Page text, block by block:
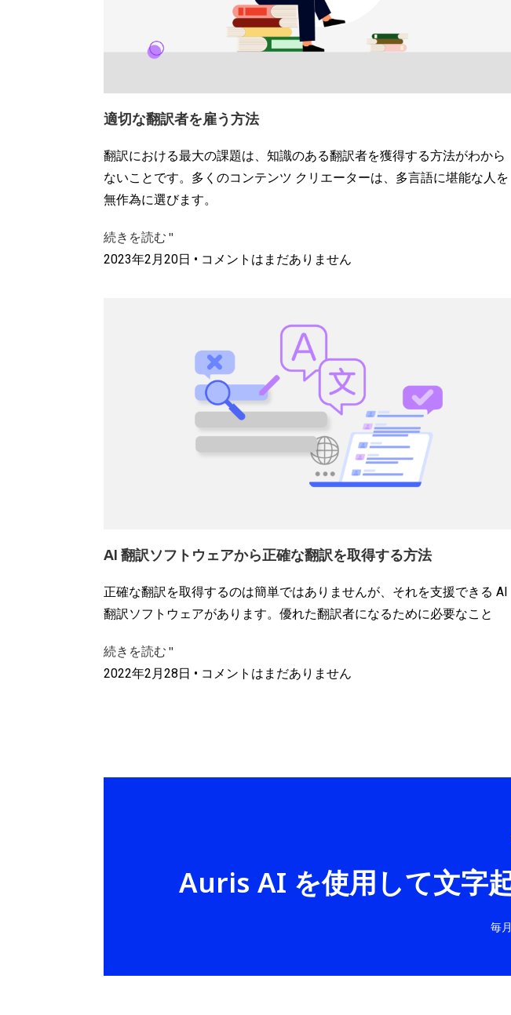
適切な翻訳者を雇う方法
翻訳における最大の課題は、知識のある翻訳者を獲得する方法がわから
ないことです。多くのコンテンツ クリエーターは、多言語に堪能な人を
無作為に選びます。
続きを読む "
2023年2月20日 コメントはまだありません
AI 翻訳ソフトウェアから正確な翻訳を取得する方法
正確な翻訳を取得するのは簡単ではありませんが、それを支援できる AI
翻訳ソフトウェアがあります。優れた翻訳者になるために必要なこと
続きを読む "
2022年2月28日 コメントはまだありません
Auris AI を使用して文字
毎